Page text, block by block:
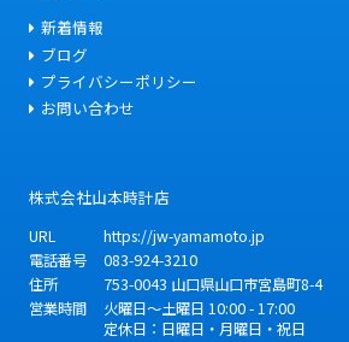
新着情報
ブログ
プライバシーポリシー
お問い合わせ
株式会社山本時計店
URL
https://jw-yamamoto.jp
電話番号
083-924-3210
住所
753-0043 山口県山口市宮島町8-4
営業時間
火曜日～土曜日 10:00 - 17:00
定休日：日曜日・月曜日・祝日